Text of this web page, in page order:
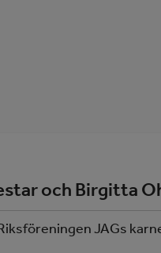
och Birgitta
JAGs